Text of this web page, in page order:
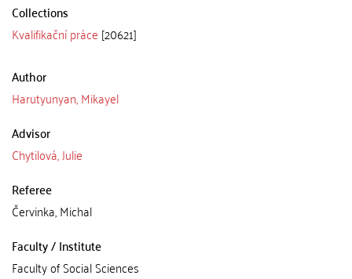
Collections
Kvalifikační práce [20621]
Author
Harutyunyan, Mikayel
Advisor
Chytilová, Julie
Referee
Červinka, Michal
Faculty / Institute
Faculty of Social Sciences